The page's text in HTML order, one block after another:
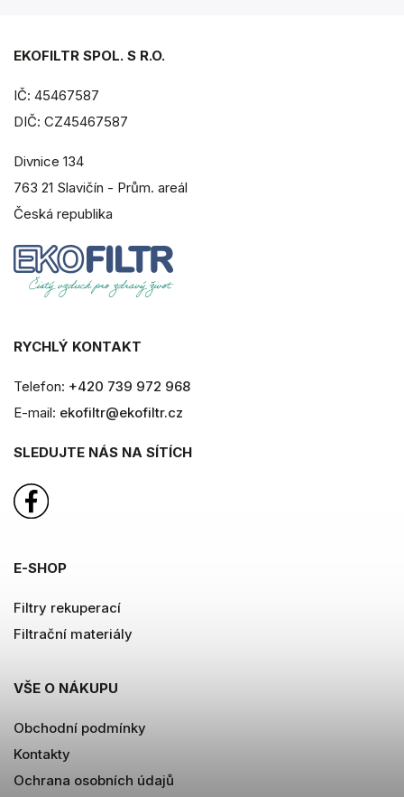
EKOFILTR SPOL. S R.O.
IČ: 45467587
DIČ: CZ45467587
Divnice 134
763 21 Slavičín - Prům. areál
Česká republika
RYCHLÝ KONTAKT
Telefon: +420 739 972 968
E-mail: ekofiltr@ekofiltr.cz
SLEDUJTE NÁS NA SÍTÍCH
E-SHOP
Filtry rekuperací
Filtrační materiály
VŠE O NÁKUPU
Obchodní podmínky
Kontakty
Ochrana osobních údajů